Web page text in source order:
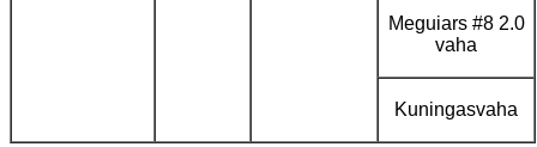
Meguiars #8 2.0
vaha
Kuningasvaha